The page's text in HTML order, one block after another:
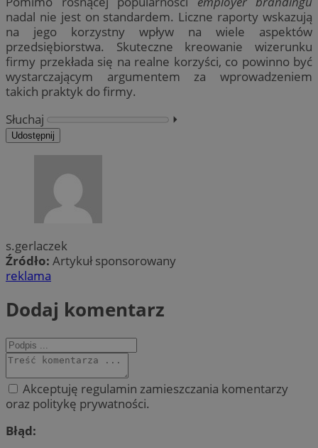
nadal nie jest on standardem. Liczne raporty wskazują
na jego korzystny wpływ na wiele aspektów
przedsiębiorstwa. Skuteczne kreowanie wizerunku
firmy przekłada się na realne korzyści, co powinno być
wystarczającym argumentem za wprowadzeniem
takich praktyk do firmy.
Słuchaj
⏵︎
Udostępnij
s.gerlaczek
Źródło: Artykuł sponsorowany
reklama
Dodaj komentarz
Akceptuję regulamin zamieszczania komentarzy
oraz politykę prywatności.
Błąd: